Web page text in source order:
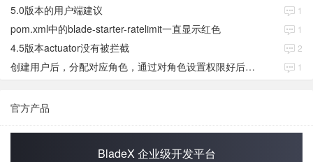
5.0版本的用户端建议 1
pom.xml中的blade-starter-ratelimit一直显示红色 1
4.5版本actuator没有被拦截 2
创建用户后，分配对应角色，通过对角色设置权限好后，登录当前用户后。查看不到当前已分配对应角色权限数据 1
官方产品
BladeX 企业级开发平台